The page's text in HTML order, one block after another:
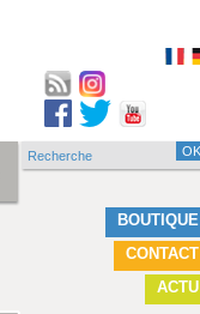
BOUTIQUE
CONTACT
ACTU
Formulaire de
Recherche